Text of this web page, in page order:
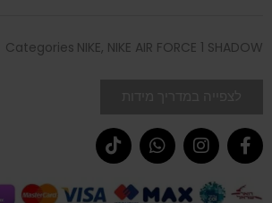
Categories NIKE, NIKE AIR FORCE 1 SHADOW